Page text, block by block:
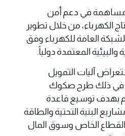
في دعم أمن
الكهرباء، من خلال تطوير
العامة للكهرباء وفق
المعتمدة دولياً.
آليات التمويل
في ذلك طرح صكوك
بهدف توسيع قاعدة
البنية التحتية والطاقة
القطاع الخاص وسوق المال